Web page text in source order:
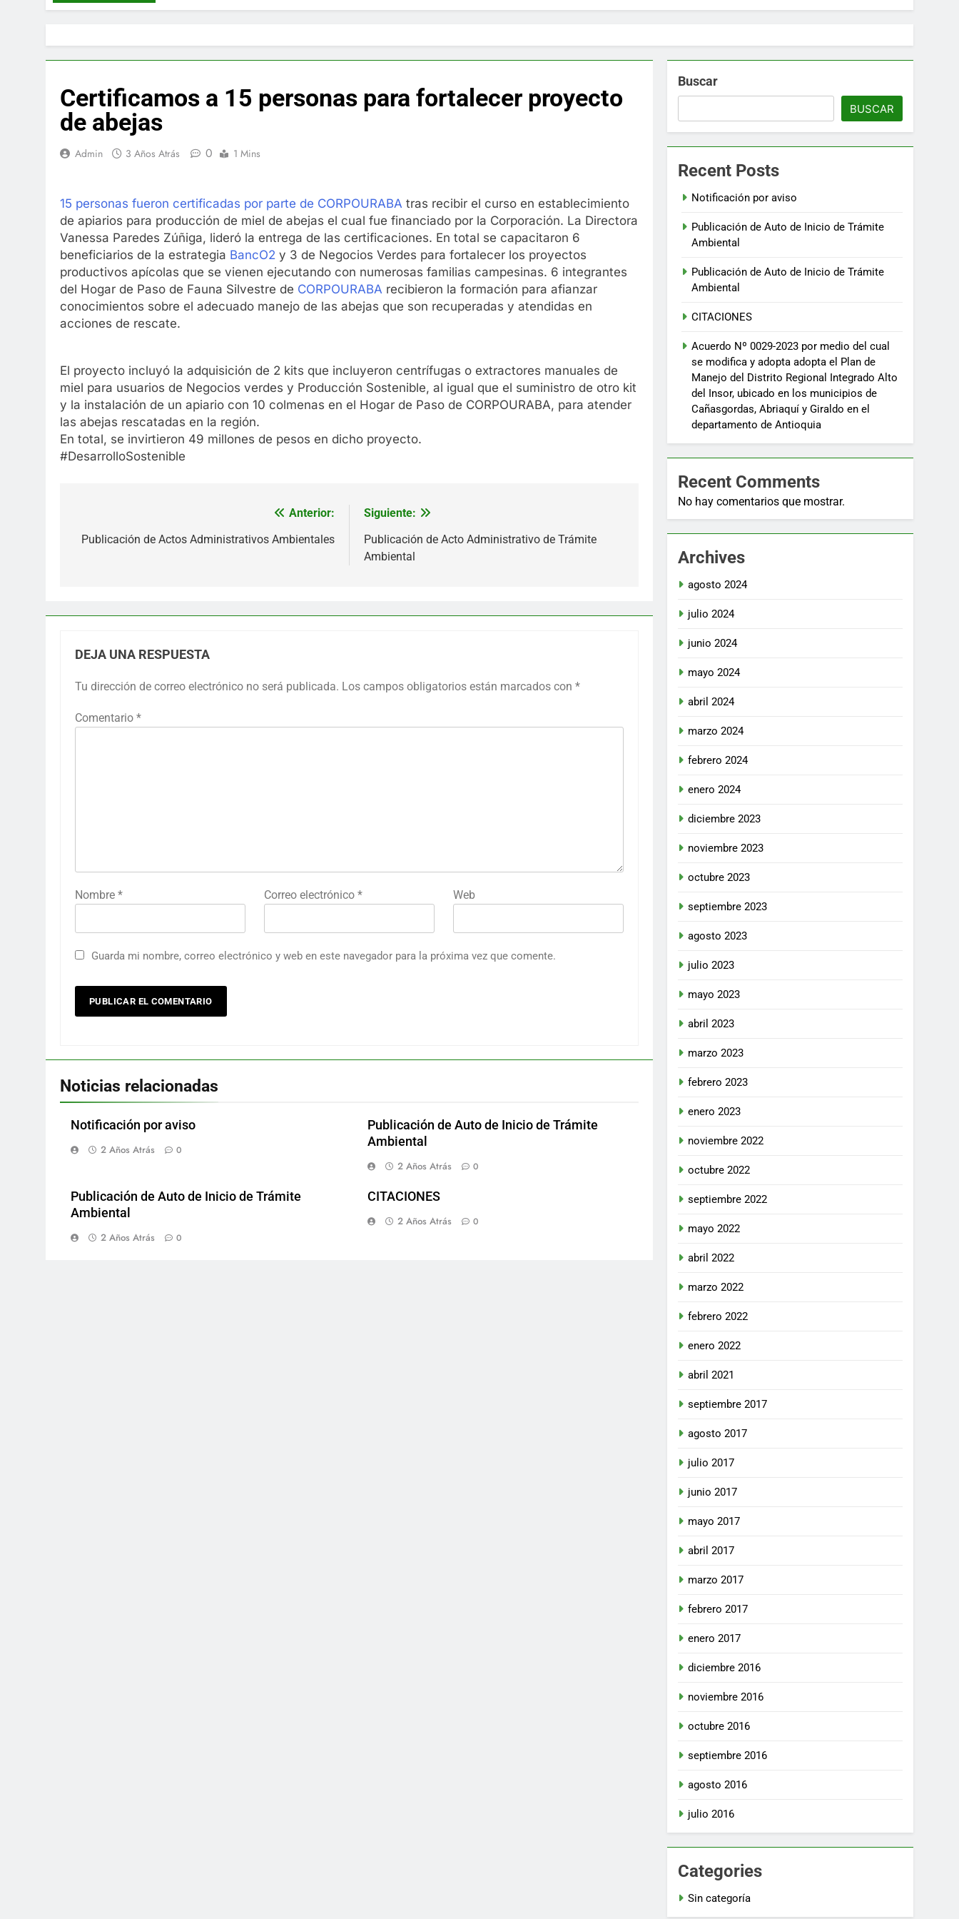
Certificamos a 15 personas para fortalecer proyecto
de abejas
Admin 3 Años Atrás 0 1 Mins
15 personas fueron certificadas por parte de CORPOURABA tras recibir el curso en establecimiento
de apiarios para producción de miel de abejas el cual fue financiado por la Corporación. La Directora
Vanessa Paredes Zúñiga, lideró la entrega de las certificaciones. En total se capacitaron 6
beneficiarios de la estrategia BancO2 y 3 de Negocios Verdes para fortalecer los proyectos
productivos apícolas que se vienen ejecutando con numerosas familias campesinas. 6 integrantes
del Hogar de Paso de Fauna Silvestre de CORPOURABA recibieron la formación para afianzar
conocimientos sobre el adecuado manejo de las abejas que son recuperadas y atendidas en
acciones de rescate.
El proyecto incluyó la adquisición de 2 kits que incluyeron centrífugas o extractores manuales de
miel para usuarios de Negocios verdes y Producción Sostenible, al igual que el suministro de otro kit
y la instalación de un apiario con 10 colmenas en el Hogar de Paso de CORPOURABA, para atender
las abejas rescatadas en la región.
En total, se invirtieron 49 millones de pesos en dicho proyecto.
#DesarrolloSostenible
de
Anterior:
Publicación de Actos Administrativos Ambientales
Siguiente:
Publicación de Acto Administrativo de Trámite
Ambiental
DEJA UNA RESPUESTA
Tu dirección de correo electrónico no será publicada. Los campos obligatorios están marcados con *
Comentario *
Nombre * Correo electrónico* Web
Guarda mi nombre, correo electrónico y web en este navegador para la próxima vez que comente.
Noticias relacionadas
Notificación por aviso
2 Años Atrás 0
Publicación de Auto de Inicio de Trámite
Ambiental
2 Años Atrás 0
Publicación de Auto de Inicio de Trámite
Ambiental
2 Años Atrás 0
CITACIONES
2 Años Atrás 0
Buscar
BUSCAR
Recent Posts
Notificación por aviso
Publicación de Auto de Inicio de Trámite
Ambiental
Publicación de Auto de Inicio de Trámite
Ambiental
CITACIONES
Acuerdo Nº 0029-2023 por medio del cual
se modifica y adopta adopta el Plan de
Manejo del Distrito Regional Integrado Alto
del Insor, ubicado en los municipios de
Cañasgordas, Abriaquí y Giraldo en el
departamento de Antioquia
Recent Comments
No hay comentarios que mostrar.
Archives
agosto 2024
julio 2024
junio 2024
mayo 2024
abril 2024
marzo 2024
febrero 2024
enero 2024
diciembre 2023
noviembre 2023
octubre 2023
septiembre 2023
agosto 2023
julio 2023
mayo 2023
abril 2023
marzo 2023
febrero 2023
enero 2023
noviembre 2022
octubre 2022
septiembre 2022
mayo 2022
abril 2022
marzo 2022
febrero 2022
enero 2022
abril 2021
septiembre 2017
agosto 2017
julio 2017
junio 2017
mayo 2017
abril 2017
marzo 2017
febrero 2017
enero 2017
diciembre 2016
noviembre 2016
octubre 2016
septiembre 2016
agosto 2016
julio 2016
Categories
Sin categoría